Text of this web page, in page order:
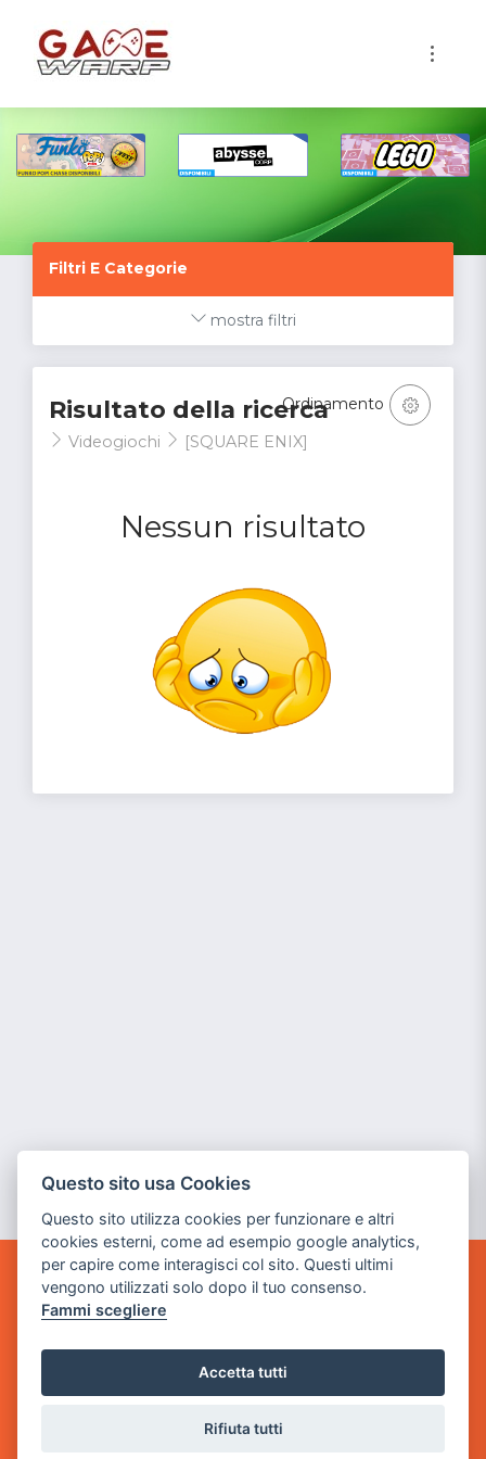
Filtri E Categorie
mostra filtri
Risultato della ricerca
Videogiochi [SQUARE ENIX]
Nessun risultato
Ordinamento
GAME WARP
BY POWER GAME SRL
via Villaggio dei Platani, 3
Questo sito usa Cookies
Questo sito utilizza cookies per funzionare e altri
cookies esterni, come ad esempio google analytics,
per capire come interagisci col sito. Questi ultimi
vengono utilizzati solo dopo il tuo consenso.
Fammi scegliere
Accetta tutti
Rifiuta tutti